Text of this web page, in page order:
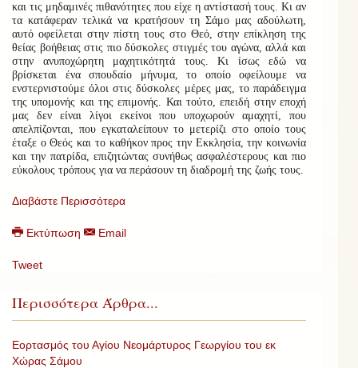
και τις μηδαμινές πιθανότητες που είχε η αντίστασή τους. Κι αν
τα κατάφεραν τελικά να κρατήσουν τη Σάμο μας αδούλωτη,
αυτό οφείλεται στην πίστη τους στο Θεό, στην επίκληση της
θείας βοήθειας στις πιο δύσκολες στιγμές του αγώνα, αλλά και
στην ανυποχώρητη μαχητικότητά τους. Κι ίσως εδώ να
βρίσκεται ένα σπουδαίο μήνυμα, το οποίο οφείλουμε να
ενστερνιστούμε όλοι στις δύσκολες μέρες μας, το παράδειγμα
της υπομονής και της επιμονής. Και τούτο, επειδή στην εποχή
μας δεν είναι λίγοι εκείνοι που υποχωρούν αμαχητί, που
απελπίζονται, που εγκαταλείπουν το μετερίζι στο οποίο τους
έταξε ο Θεός και το καθήκον προς την Εκκλησία, την κοινωνία
και την πατρίδα, επιζητώντας συνήθως ασφαλέστερους και πιο
εύκολους τρόπους για να περάσουν τη διαδρομή της ζωής τους.
Διαβάστε Περισσότερα
Εκτύπωση Email
Tweet
Περισσότερα Άρθρα...
Εορτασμός του Αγίου Νεομάρτυρος Γεωργίου του εκ
Χώρας Σάμου